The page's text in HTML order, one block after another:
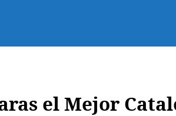
el Mejor